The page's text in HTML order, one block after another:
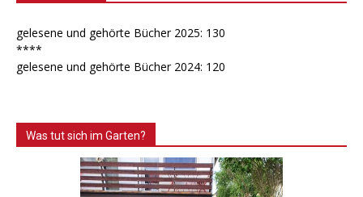
gelesene und gehörte Bücher 2025: 130
****
gelesene und gehörte Bücher 2024: 120
Was tut sich im Garten?